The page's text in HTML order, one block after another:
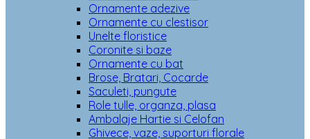
Ornamente adezive
Ornamente cu clestisor
Unelte floristice
Coronite si baze
Ornamente cu bat
Brose, Bratari, Cocarde
Saculeti, pungute
Role tulle, organza, plasa
Ambalaje Hartie si Celofan
Ghivece, vaze, suporturi florale